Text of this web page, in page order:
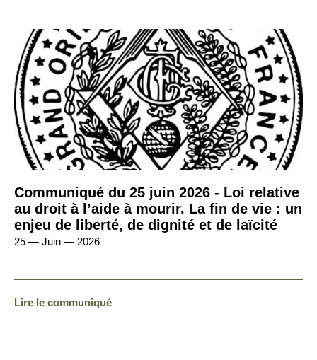
Communiqué du 25 juin 2026 - Loi relative
au droit à l’aide à mourir. La fin de vie : un
enjeu de liberté, de dignité et de laïcité
25 — Juin — 2026
Lire le communiqué